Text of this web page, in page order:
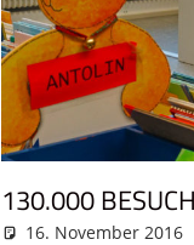
130.000
16. November 2016